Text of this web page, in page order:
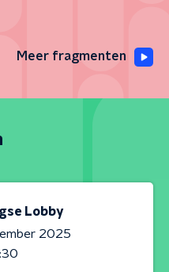
Meer fragmenten
Lobby
2025